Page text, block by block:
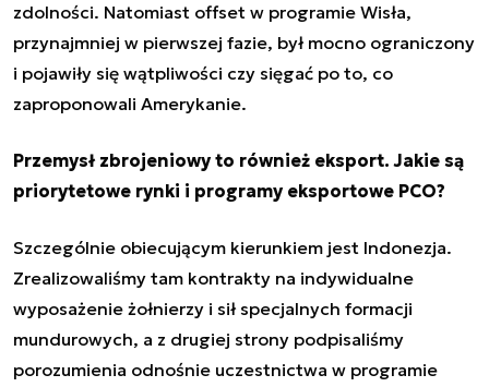
zdolności. Natomiast offset w programie Wisła,
przynajmniej w pierwszej fazie, był mocno ograniczony
i pojawiły się wątpliwości czy sięgać po to, co
zaproponowali Amerykanie.
Przemysł zbrojeniowy to również eksport. Jakie są
priorytetowe rynki i programy eksportowe PCO?
Szczególnie obiecującym kierunkiem jest Indonezja.
Zrealizowaliśmy tam kontrakty na indywidualne
wyposażenie żołnierzy i sił specjalnych formacji
mundurowych, a z drugiej strony podpisaliśmy
porozumienia odnośnie uczestnictwa w programie